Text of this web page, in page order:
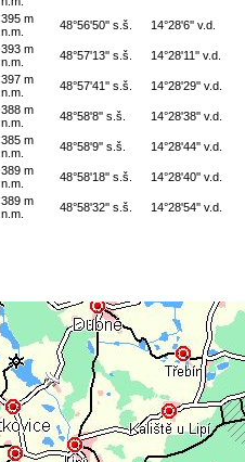
395 m
n.m.
48°56'50'' s.š. 14°28'6'' v.d.
393 m
n.m.
48°57'13'' s.š. 14°28'11'' v.d.
397 m
n.m.
48°57'41'' s.š. 14°28'29'' v.d.
388 m
n.m.
48°58'8'' s.š. 14°28'38'' v.d.
385 m
n.m.
48°58'9'' s.š. 14°28'44'' v.d.
389 m
n.m.
48°58'18'' s.š. 14°28'40'' v.d.
389 m
n.m.
48°58'32'' s.š. 14°28'54'' v.d.